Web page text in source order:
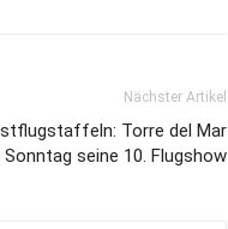
Nächster Artikel
Torre del Mar
seine 10. Flugshow